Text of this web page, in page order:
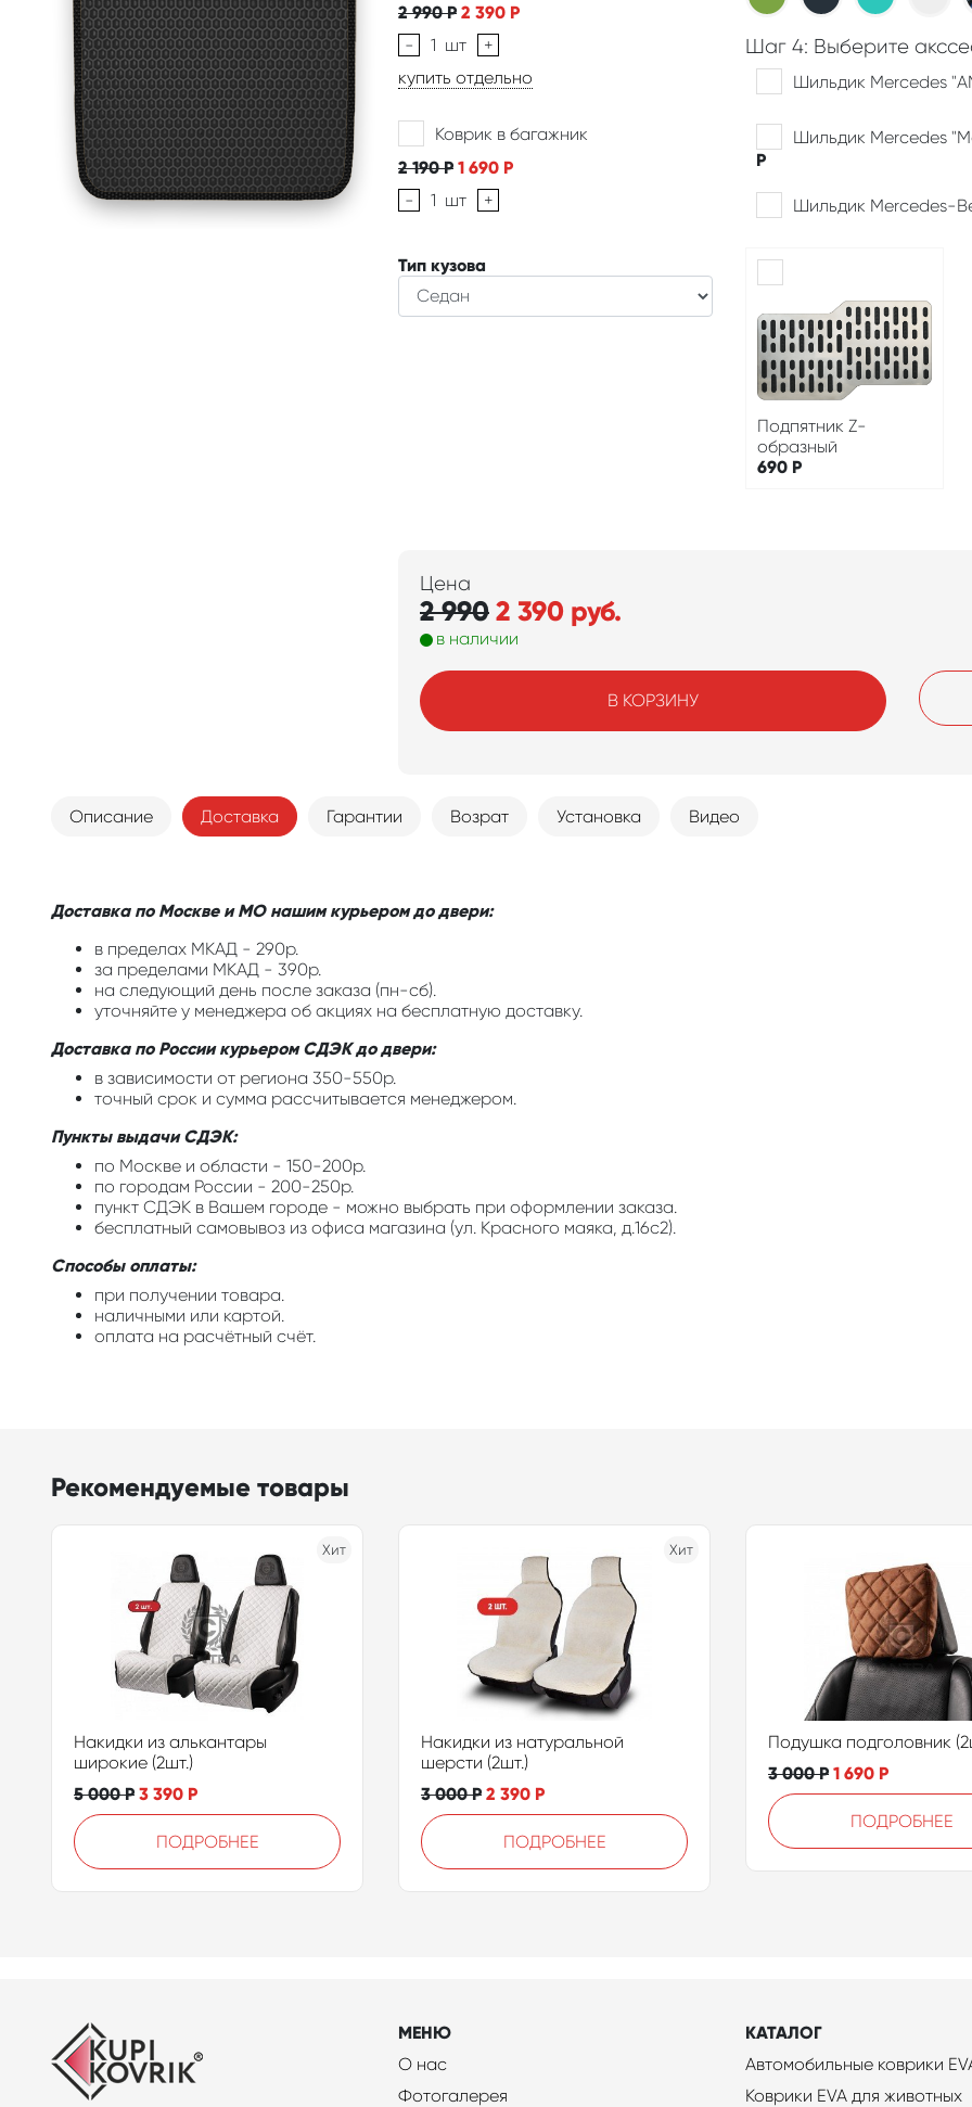
2 990Р 2 390 Р
-
1 шт
+
купить отдельно
Коврик в багажник
2 190Р 1 690 Р
-
1 шт +
Тип кузова
Шаг 4: Выберите
Шильдик Mercedes
Шильдик Mercedes
Р
Шильдик Mercedes-
Подпятник Z-
образный
690 Р
Цена
2 9902 390 руб.
в наличии
В КОРЗИНУ
Описание Доставка Гарантии Возрат Установка Видео
Доставка по Москве и МО нашим курьером до двери:
в пределах МКАД - 290р.
за пределами МКАД - 390р.
на следующий день после заказа (пн-сб).
уточняйте у менеджера об акциях на бесплатную доставку.
Доставка по России курьером СДЭК до двери:
в зависимости от региона 350-550р.
точный срок и сумма рассчитывается менеджером.
Пункты выдачи СДЭК:
по Москве и области - 150-200р.
по городам России - 200-250р.
пункт СДЭК в Вашем городе - можно выбрать при оформлении заказа.
бесплатный самовывоз из офиса магазина (ул. Красного маяка, д.16с2).
Способы оплаты:
при получении товара.
наличными или картой.
оплата на расчётный счёт.
Рекомендуемые товары
Хит
Накидки из алькантары
широкие (2шт.)
5 000Р 3 390 Р
ПОДРОБНЕЕ
Хит
Накидки из натуральной
шерсти (2шт.)
3 000Р 2 390 Р
ПОДРОБНЕЕ
Подушка подголовник
3 000Р 1 690 Р
ПОДРОБНЕЕ
МЕНЮ
О нас
Фотогалерея
КАТАЛОГ
Автомобильные коврики
Коврики EVA для животных